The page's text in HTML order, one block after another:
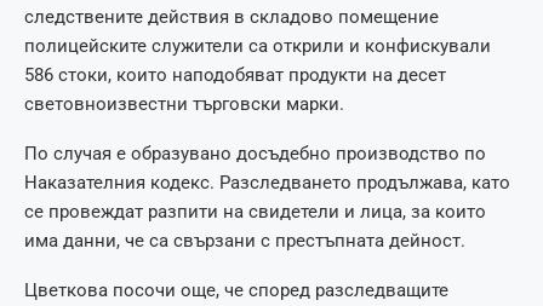
следствените действия в складово помещение
полицейските служители са открили и конфискували
586 стоки, които наподобяват продукти на десет
световноизвестни търговски марки.
По случая е образувано досъдебно производство по
Наказателния кодекс. Разследването продължава, като
се провеждат разпити на свидетели и лица, за които
има данни, че са свързани с престъпната дейност.
Цветкова посочи още, че според разследващите